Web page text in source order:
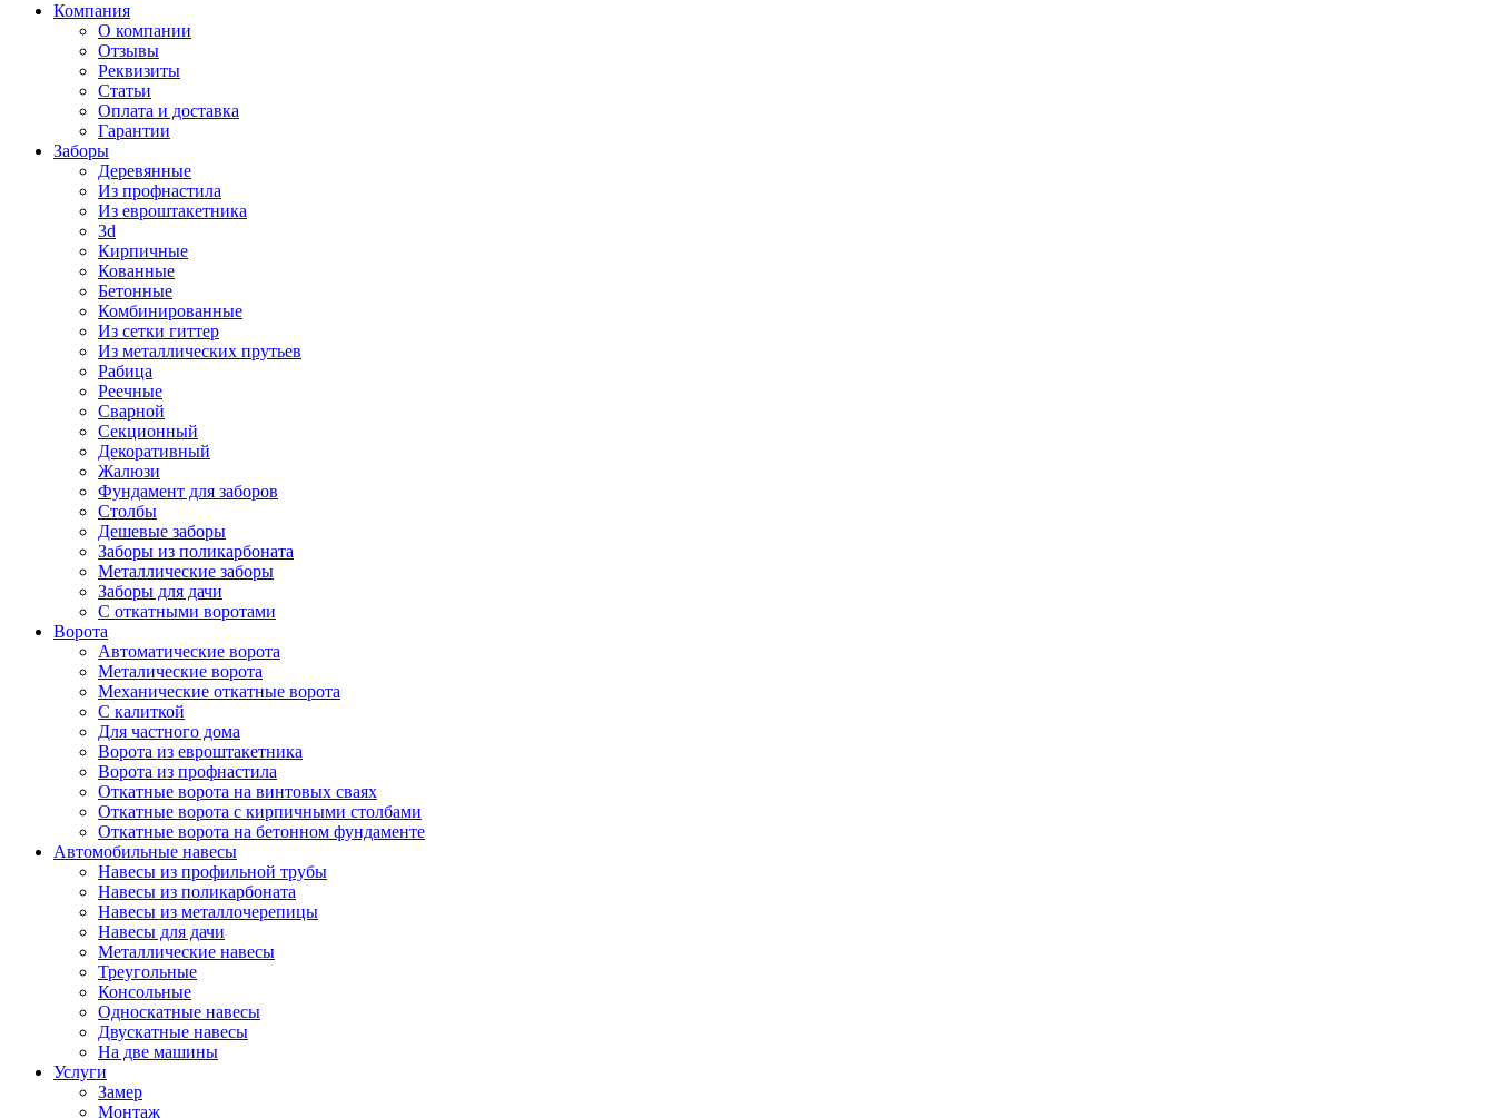
Компания
О компании
Отзывы
Реквизиты
Статьи
Оплата и доставка
Гарантии
Заборы
Деревянные
Из профнастила
Из евроштакетника
3d
Кирпичные
Кованные
Бетонные
Комбинированные
Из сетки гиттер
Из металлических прутьев
Рабица
Реечные
Сварной
Секционный
Декоративный
Жалюзи
Фундамент для заборов
Столбы
Дешевые заборы
Заборы из поликарбоната
Металлические заборы
Заборы для дачи
С откатными воротами
Ворота
Автоматические ворота
Металические ворота
Механические откатные ворота
С калиткой
Для частного дома
Ворота из евроштакетника
Ворота из профнастила
Откатные ворота на винтовых сваях
Откатные ворота с кирпичными столбами
Откатные ворота на бетонном фундаменте
Автомобильные навесы
Навесы из профильной трубы
Навесы из поликарбоната
Навесы из металлочерепицы
Навесы для дачи
Металлические навесы
Треугольные
Консольные
Односкатные навесы
Двускатные навесы
На две машины
Услуги
Замер
Монтаж